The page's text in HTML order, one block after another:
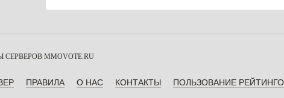
СЕРВЕРОВ MMOVOTE.RU
ПРАВИЛА О НАС КОНТАКТЫ ПОЛЬЗОВАНИЕ